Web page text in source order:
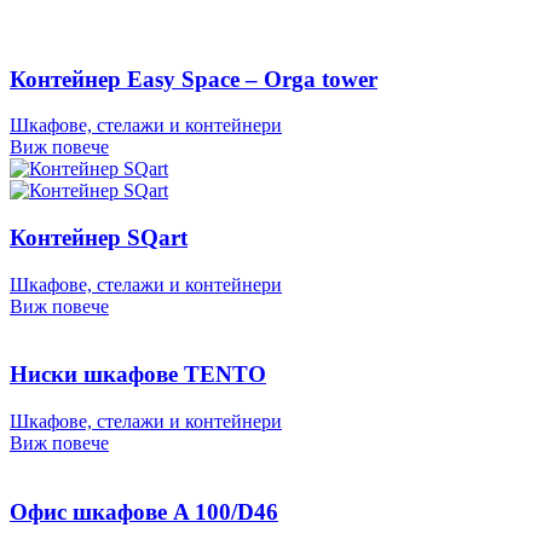
Контейнер Easy Space – Orga tower
Шкафове, стелажи и контейнери
Виж повече
Контейнер SQart
Шкафове, стелажи и контейнери
Виж повече
Ниски шкафове TENTO
Шкафове, стелажи и контейнери
Виж повече
Офис шкафове A 100/D46